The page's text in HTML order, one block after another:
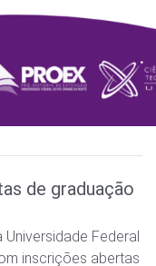
de graduação
Federal
inscrições abertas